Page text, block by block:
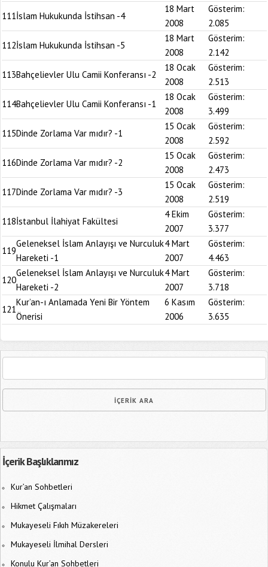
111İslam Hukukunda İstihsan -4
18 Mart
2008
Gösterim:
2.085
112İslam Hukukunda İstihsan -5
18 Mart
2008
Gösterim:
2.142
113Bahçelievler Ulu Camii Konferansı -2
18 Ocak
2008
Gösterim:
2.513
114Bahçelievler Ulu Camii Konferansı -1
18 Ocak
2008
Gösterim:
3.499
115Dinde Zorlama Var mıdır? -1
15 Ocak
2008
Gösterim:
2.592
116Dinde Zorlama Var mıdır? -2
15 Ocak
2008
Gösterim:
2.473
117Dinde Zorlama Var mıdır? -3
15 Ocak
2008
Gösterim:
2.519
118İstanbul İlahiyat Fakültesi
4 Ekim
2007
Gösterim:
3.377
119
Geleneksel İslam Anlayışı ve Nurculuk
Hareketi -1
4 Mart
2007
Gösterim:
4.463
120
Geleneksel İslam Anlayışı ve Nurculuk
Hareketi -2
4 Mart
2007
Gösterim:
3.718
121
Kur’an-ı Anlamada Yeni Bir Yöntem
Önerisi
6 Kasım
2006
Gösterim:
3.635
İçerik Başlıklarımız
Kur’an Sohbetleri
Hikmet Çalışmaları
Mukayeseli Fıkıh Müzakereleri
Mukayeseli İlmihal Dersleri
Konulu Kur’an Sohbetleri